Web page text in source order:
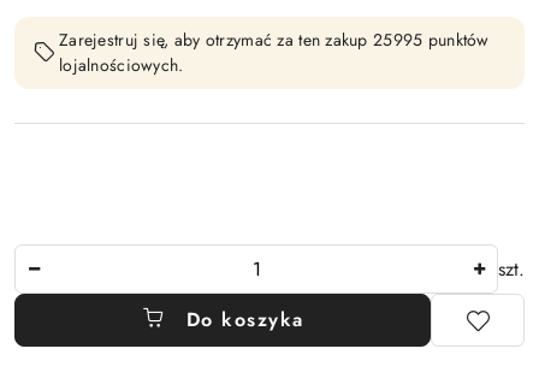
Zarejestruj się, aby otrzymać za ten zakup 25995 punktów
lojalnościowych.
szt.
Do koszyka